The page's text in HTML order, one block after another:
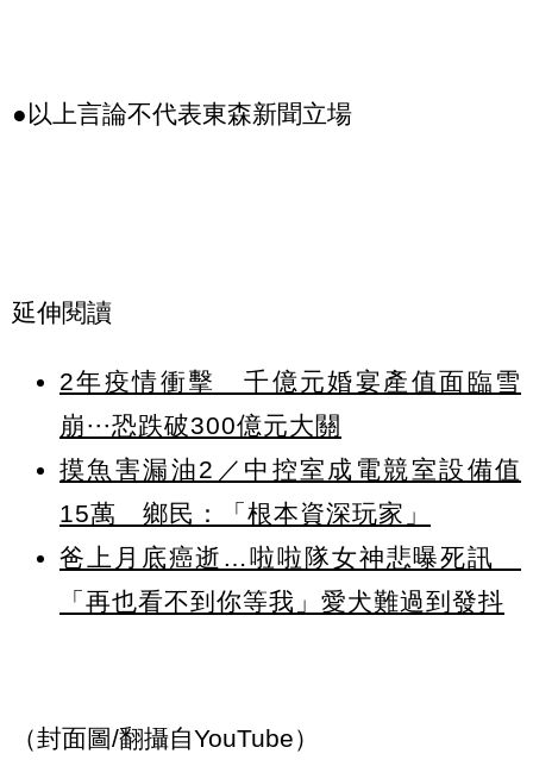
●以上言論不代表東森新聞立場
延伸閱讀
2年疫情衝擊 千億元婚宴產值面臨雪
崩⋯恐跌破300億元大關
摸魚害漏油2／中控室成電競室設備值
15萬 鄉民：「根本資深玩家」
爸上月底癌逝…啦啦隊女神悲曝死訊
「再也看不到你等我」愛犬難過到發抖
（封面圖/翻攝自YouTube）